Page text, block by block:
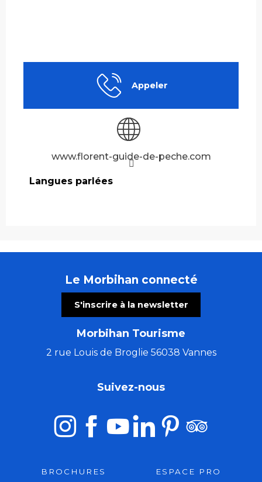
Appeler
www.florent-guide-de-peche.com
Langues parlées
Langues parlées
Le Morbihan connecté
S'inscrire à la newsletter
Morbihan Tourisme
2 rue Louis de Broglie 56038 Vannes
Suivez-nous
BROCHURES ESPACE PRO